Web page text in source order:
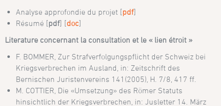
Analyse approfondie du projet [pdf]
Résumé [pdf] [doc]
Literature concernant la consultation et le « lien étroit »
F. BOMMER, Zur Strafverfolgungspflicht der Schweiz bei
Kriegsverbrechen im Ausland, in: Zeitschrift des
Bernischen Juristenvereins 141(2005), H. 7/8, 417 ff.
M. COTTIER, Die «Umsetzung» des Römer Statuts
hinsichtlich der Kriegsverbrechen, in: Jusletter 14. März